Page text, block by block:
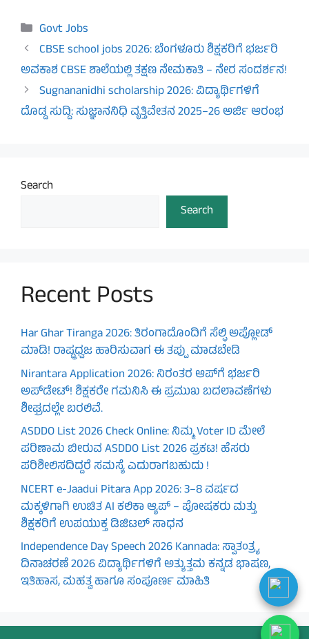
Categories
Govt Jobs
CBSE school jobs 2026: ಬೆಂಗಳೂರು ಶಿಕ್ಷಕರಿಗೆ ಭರ್ಜರಿ
ಅವಕಾಶ CBSE ಶಾಲೆಯಲ್ಲಿ ತಕ್ಷಣ ನೇಮಕಾತಿ – ನೇರ ಸಂದರ್ಶನ!
Sugnananidhi scholarship 2026: ವಿದ್ಯಾರ್ಥಿಗಳಿಗೆ
ದೊಡ್ಡ ಸುದ್ದಿ: ಸುಜ್ಞಾನನಿಧಿ ವೃತ್ತಿವೇತನ 2025–26 ಅರ್ಜಿ ಆರಂಭ
Search
Search
Recent Posts
Har Ghar Tiranga 2026: ತಿರಂಗಾದೊಂದಿಗೆ ಸೆಲ್ಫಿ ಅಪ್ಲೋಡ್
ಮಾಡಿ! ರಾಷ್ಟ್ರಧ್ವಜ ಹಾರಿಸುವಾಗ ಈ ತಪ್ಪು ಮಾಡಬೇಡಿ
Nirantara Application 2026: ನಿರಂತರ ಆಪ್‌ಗೆ ಭರ್ಜರಿ
ಅಪ್‌ಡೇಟ್! ಶಿಕ್ಷಕರೇ ಗಮನಿಸಿ ಈ ಪ್ರಮುಖ ಬದಲಾವಣೆಗಳು
ಶೀಘ್ರದಲ್ಲೇ ಬರಲಿವೆ.
ASDDO List 2026 Check Online: ನಿಮ್ಮ Voter ID ಮೇಲೆ
ಪರಿಣಾಮ ಬೀರುವ ASDDO List 2026 ಪ್ರಕಟ! ಹೆಸರು
ಪರಿಶೀಲಿಸದಿದ್ದರೆ ಸಮಸ್ಯೆ ಎದುರಾಗಬಹುದು !
NCERT e-Jaadui Pitara App 2026: 3–8 ವರ್ಷದ
ಮಕ್ಕಳಿಗಾಗಿ ಉಚಿತ AI ಕಲಿಕಾ ಆ್ಯಪ್ – ಪೋಷಕರು ಮತ್ತು
ಶಿಕ್ಷಕರಿಗೆ ಉಪಯುಕ್ತ ಡಿಜಿಟಲ್ ಸಾಧನ
Independence Day Speech 2026 Kannada: ಸ್ವಾತಂತ್ರ್ಯ
ದಿನಾಚರಣೆ 2026 ವಿದ್ಯಾರ್ಥಿಗಳಿಗೆ ಅತ್ಯುತ್ತಮ ಕನ್ನಡ ಭಾಷಣ,
ಇತಿಹಾಸ, ಮಹತ್ವ ಹಾಗೂ ಸಂಪೂರ್ಣ ಮಾಹಿತಿ